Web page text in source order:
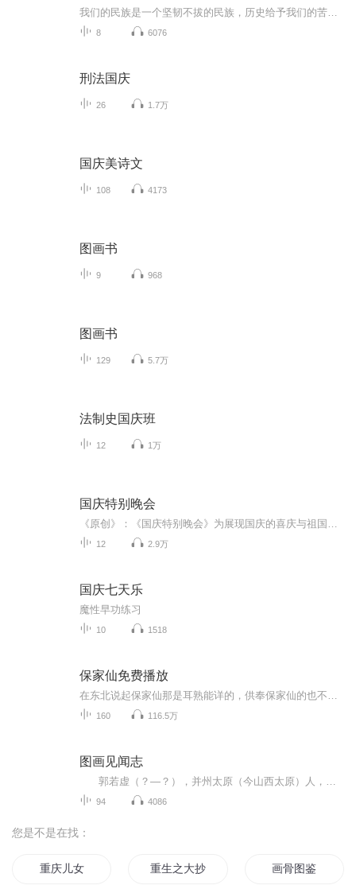
8 6076
刑法国庆
26 1.7万
国庆美诗文
108 4173
图画书
9 968
图画书
129 5.7万
法制史国庆班
12 1万
国庆特别晚会
12 2.9万
国庆七天乐
魔性早功练习
10 1518
保家仙免费播放
160 116.5万
图画见闻志
94 4086
您是不是在找：
重庆儿女 重生之大抄袭王 画骨图鉴